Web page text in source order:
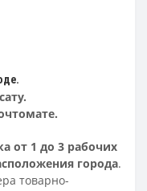
от 1 до 3 рабочих
города.
товарно-